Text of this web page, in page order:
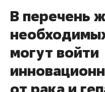
В перечень
могут войти